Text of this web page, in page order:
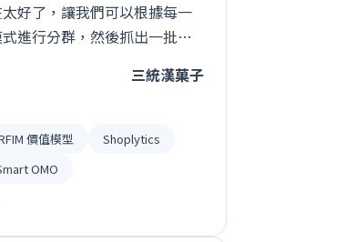
好了，讓我們可以根據每一
進行分群，然後抓出一批受
三統漢菓子
價值模型
Shoplytics
OMO